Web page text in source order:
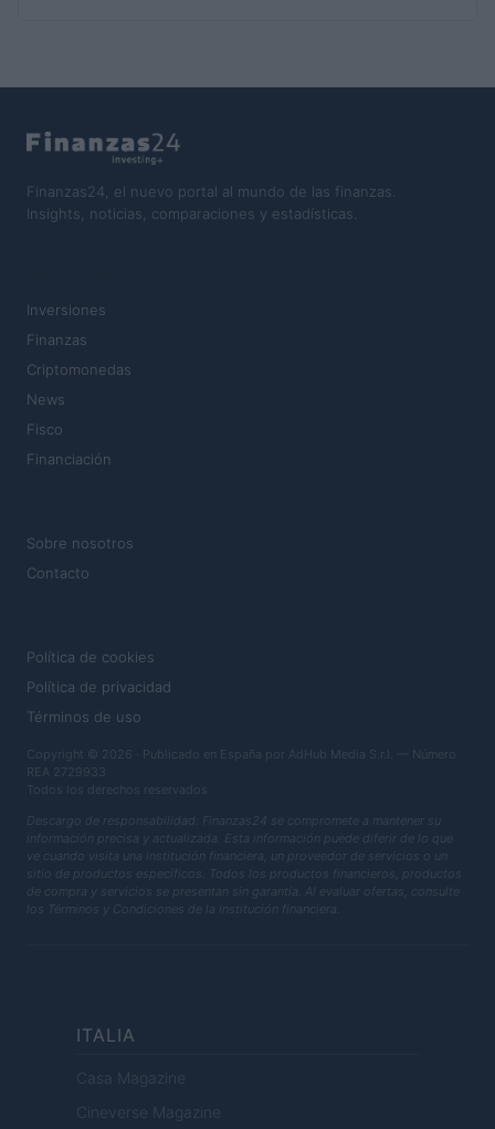
Finanzas24, el nuevo portal al mundo de las finanzas.
Insights, noticias, comparaciones y estadísticas.
Inversiones
Finanzas
Criptomonedas
News
Fisco
Financiación
Sobre nosotros
Contacto
Política de cookies
Política de privacidad
Términos de uso
Copyright © 2026 · Publicado en España por AdHub Media S.r.l. — Número
REA 2729933
Todos los derechos reservados
Descargo de responsabilidad: Finanzas24 se compromete a mantener su
información precisa y actualizada. Esta información puede diferir de lo que
ve cuando visita una institución financiera, un proveedor de servicios o un
sitio de productos específicos. Todos los productos financieros, productos
de compra y servicios se presentan sin garantía. Al evaluar ofertas, consulte
los Términos y Condiciones de la institución financiera.
ITALIA
Casa Magazine
Cineverse Magazine